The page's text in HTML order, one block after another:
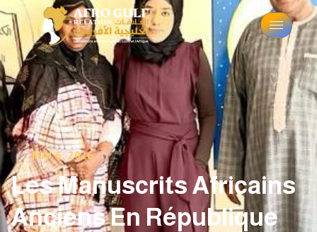
MAI 6, 2026
Les Manuscrits Africains
Anciens En République